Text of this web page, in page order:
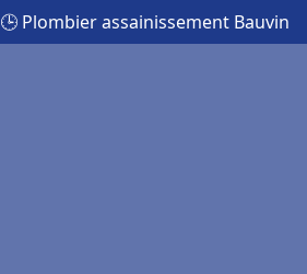
🕒 Plombier assainissement Bauvin